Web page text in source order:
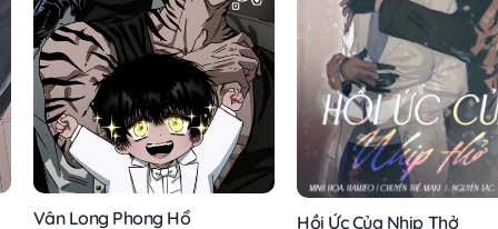
Vân Long Phong Hổ Hồi Ức Của Nhịp Thở